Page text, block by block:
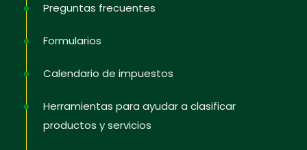
Preguntas frecuentes
Formularios
Calendario de impuestos
Herramientas para ayudar a clasificar
productos y servicios